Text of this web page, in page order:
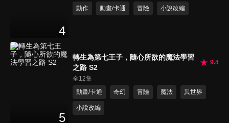
4
動作
動畫/卡通 冒險 小說改編
5
轉生為第七王子，隨心所欲的魔法學習
之路 S2
9.4
全12集
動畫/卡通
奇幻 冒險 魔法 異世界
小說改編